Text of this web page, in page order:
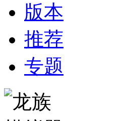
版本
推荐
专题